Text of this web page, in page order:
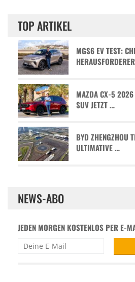
TOP ARTIKEL
MGS6 EV TEST:
MAZDA CX-5 2026
SUV JETZT …
BYD ZHENGZHOU
ULTIMATIVE …
NEWS-ABO
JEDEN MORGEN KOSTENLOS PER E-